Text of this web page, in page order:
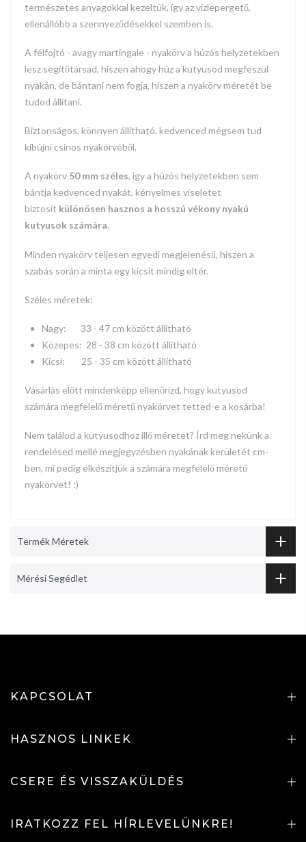
természetes anyagokkal kezeltük, így az vízlepergető,
ellenállóbb a szennyeződésekkel szemben is.
A félfojtó - avagy martingale - nyakörv a húzós helyzetekben
lesz segítőtársad, hiszen ahogy húz a kutyusod megfeszül
nyakán, de bántani nem fogja, hiszen a nyakörv méretét be
tudod állítani.
Biztonságos, könnyen állítható, kedvenced mégsem tud
kibújni csinos nyakörvéből.
A nyakörv 50 mm széles, így a húzós helyzetekben sem
bántja kedvenced nyakát, kényelmes viseletet
biztosít különösen hasznos a hosszú vékony nyakú
kutyusok számára.
Minden nyakörv teljesen egyedi megjelenésű, hiszen a
szabás során a minta egy kicsit mindig eltér.
Széles méretek:
Nagy: 33 - 47 cm között állítható
Közepes: 28 - 38 cm között állítható
Kicsi:
25 - 35 cm között állítható
Vásárlás előtt mindenképp ellenőrizd, hogy kutyusod
számára megfelelő méretű nyakörvet tetted-e a kosárba!
Nem találod a kutyusodhoz illő méretet? Írd meg nekünk a
rendelésed mellé megjegyzésben nyakának kerületét cm-
ben, mi pedig elkészítjük a számára megfelelő méretű
nyakörvet! :)
Termék Méretek
Mérési Segédlet
KAPCSOLAT
HASZNOS LINKEK
CSERE ÉS VISSZAKÜLDÉS
IRATKOZZ FEL HÍRLEVELÜNKRE!